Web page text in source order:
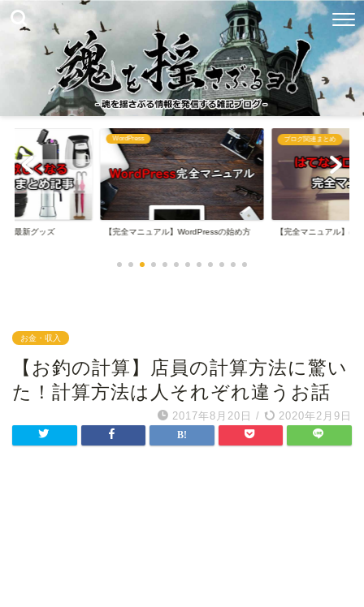
る最新グッズ
WordPress
【完全マニュアル】WordPressの始め方
ブログ関連まとめ
【完全マニュアル】は
お金・収入
【お釣の計算】店員の計算方法に驚い
た！計算方法は人それぞれ違うお話
2017年8月20日 / 2020年2月9日